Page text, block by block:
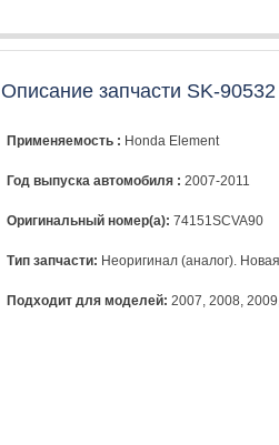
Описание запчасти SK-90532
Применяемость : Honda Element
Год выпуска автомобиля : 2007-2011
Оригинальный номер(а): 74151SCVA90
Тип запчасти: Неоригинал (аналог).
Подходит для моделей: 2007, 2008, 2009